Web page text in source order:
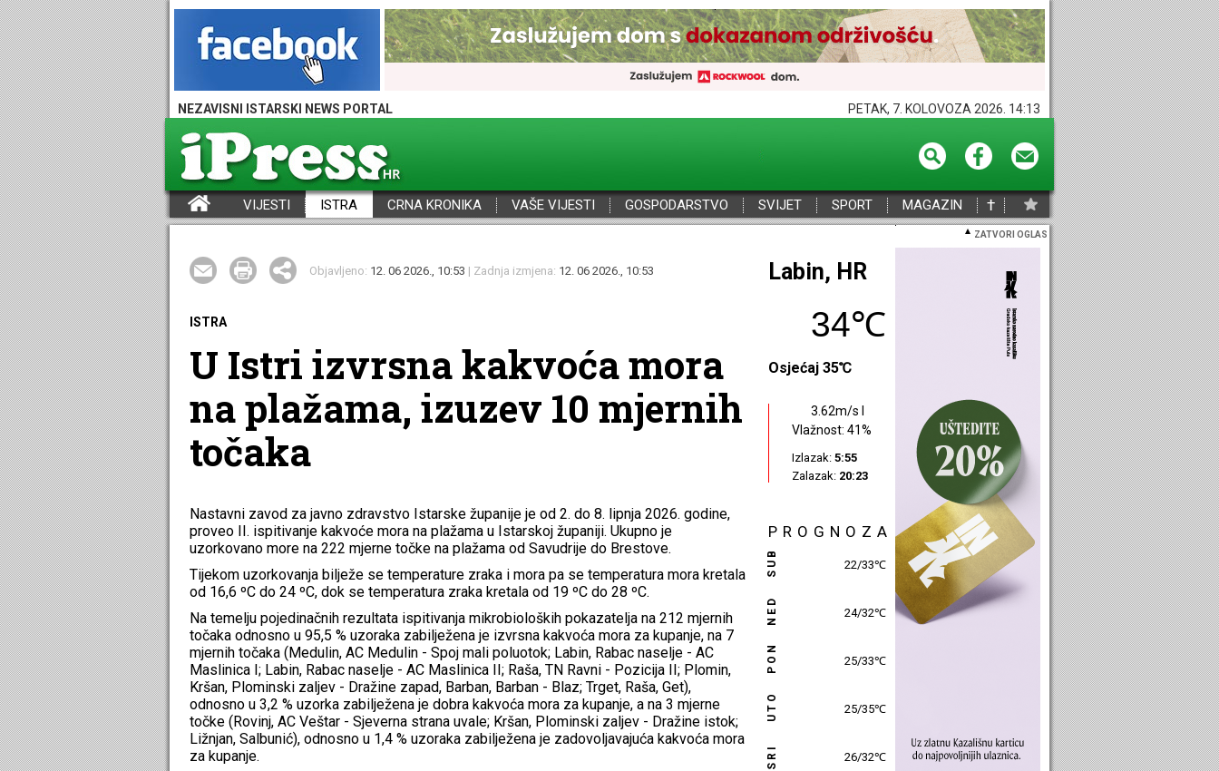
NEZAVISNI ISTARSKI NEWS PORTAL PETAK, 7. KOLOVOZA 2026. 14:13
VIJESTI ISTRA CRNA KRONIKA VAŠE VIJESTI GOSPODARSTVO SVIJET SPORT MAGAZIN †
ZATVORI OGLAS
Objavljeno: 12. 06 2026., 10:53 | Zadnja izmjena: 12. 06 2026., 10:53
ISTRA
U Istri izvrsna kakvoća mora
na plažama, izuzev 10 mjernih
točaka
Nastavni zavod za javno zdravstvo Istarske županije je od 2. do 8. lipnja 2026. godine,
proveo II. ispitivanje kakvoće mora na plažama u Istarskoj županiji. Ukupno je
uzorkovano more na 222 mjerne točke na plažama od Savudrije do Brestove.
Tijekom uzorkovanja bilježe se temperature zraka i mora pa se temperatura mora kretala
od 16,6 ºC do 24 ºC, dok se temperatura zraka kretala od 19 ºC do 28 ºC.
Na temelju pojedinačnih rezultata ispitivanja mikrobioloških pokazatelja na 212 mjernih
točaka odnosno u 95,5 % uzoraka zabilježena je izvrsna kakvoća mora za kupanje, na 7
mjernih točaka (Medulin, AC Medulin - Spoj mali poluotok; Labin, Rabac naselje - AC
Maslinica I; Labin, Rabac naselje - AC Maslinica II; Raša, TN Ravni - Pozicija II; Plomin,
Kršan, Plominski zaljev - Dražine zapad, Barban, Barban - Blaz; Trget, Raša, Get),
odnosno u 3,2 % uzorka zabilježena je dobra kakvoća mora za kupanje, a na 3 mjerne
točke (Rovinj, AC Veštar - Sjeverna strana uvale; Kršan, Plominski zaljev - Dražine istok;
Ližnjan, Salbunić), odnosno u 1,4 % uzoraka zabilježena je zadovoljavajuća kakvoća mora
za kupanje.
Poreč, HR
34℃
Osjećaj 37℃
4.12m/s SZ
Vlažnost: 48%
Izlazak: 5:57
Zalazak: 20:25
PROGNOZA
SUB 25/31℃
NED 25/31℃
PON 26/32℃
UTO 26/32℃
SRI 27/32℃